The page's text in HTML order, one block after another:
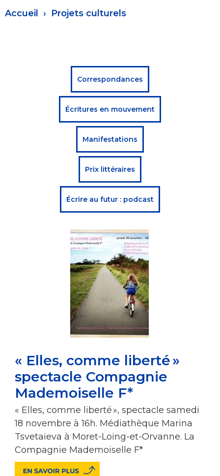
Fil
Accueil Projets culturels
Menu
projets
culturels
Correspondances
Écritures en mouvement
Manifestations
Prix littéraires
Écrire au futur : podcast
« Elles, comme liberté » ​​​​​​
spectacle Compagnie
Mademoiselle F*
« Elles, comme liberté », spectacle samedi
18 novembre à 16h. Médiathèque Marina
Tsvetaieva à Moret-Loing-et-Orvanne. La
Compagnie Mademoiselle F*